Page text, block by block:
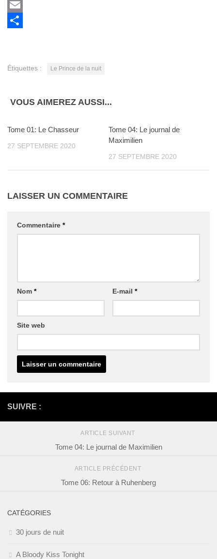
Twitter
Email
Étiquettes : Le Prince de la nuit
VOUS AIMEREZ AUSSI...
Tome 01: Le Chasseur
27 SEPTEMBRE 2020
Tome 04: Le journal de
Maximilien
27 SEPTEMBRE 2020
LAISSER UN COMMENTAIRE
Commentaire *
Nom * E-mail *
Site web
SUIVRE :
ARTICLE SUIVANT
Tome 04: Le journal de Maximilien
ARTICLE PRÉCÉDENT
Tome 06: Retour à Ruhenberg
CATÉGORIES
30 jours de nuit
A Bloody Kiss Tonight